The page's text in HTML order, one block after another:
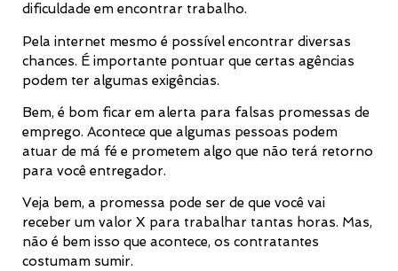
dificuldade em encontrar trabalho.
Pela internet mesmo é possível encontrar diversas
chances. É importante pontuar que certas agências
podem ter algumas exigências.
Bem, é bom ficar em alerta para falsas promessas de
emprego. Acontece que algumas pessoas podem
atuar de má fé e prometem algo que não terá retorno
para você entregador.
Veja bem, a promessa pode ser de que você vai
receber um valor X para trabalhar tantas horas. Mas,
não é bem isso que acontece, os contratantes
costumam sumir.